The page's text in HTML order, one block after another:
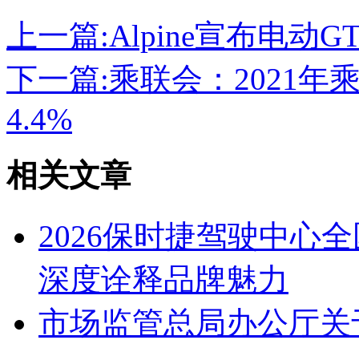
上一篇:Alpine宣布电动
下一篇:乘联会：2021年
4.4%
相关文章
2026保时捷驾驶中心
深度诠释品牌魅力
市场监管总局办公厅